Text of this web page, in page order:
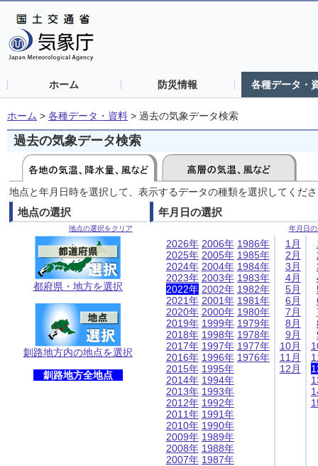
ホーム 防災情報 各種データ・
ホーム > 各種データ・資料 > 過去の気象データ検索
過去の気象データ検索
地点と年月日時を選択して、表示するデータの種類を選択してくだ
地点の選択
地点の選択をクリア
都府県・地方を選択
釧路地方内の地点を選択
釧路地方全地点
年月日の選択
年月日
2026年
2025年
2024年
2023年
2022年
2021年
2020年
2019年
2018年
2017年
2016年
2015年
2014年
2013年
2012年
2011年
2010年
2009年
2008年
2007年
2006年
2005年
2004年
2003年
2002年
2001年
2000年
1999年
1998年
1997年
1996年
1995年
1994年
1993年
1992年
1991年
1990年
1989年
1988年
1987年
1986年
1985年
1984年
1983年
1982年
1981年
1980年
1979年
1978年
1977年
1976年
1月
2月
3月
4月
5月
6月
7月
8月
9月
10月
11月
12月